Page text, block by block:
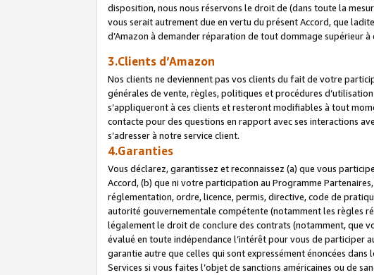
disposition, nous nous réservons le droit de (dans toute la
vous serait autrement due en vertu du présent Accord, que
d’Amazon à demander réparation de tout dommage supérieur à
3.Clients d’Amazon
Nos clients ne deviennent pas vos clients du fait de votre
générales de vente, règles, politiques et procédures
s’appliqueront à ces clients et resteront modifiables à tout
contacte pour des questions en rapport avec ses interactions
s’adresser à notre service client.
4.Garanties
Vous déclarez, garantissez et reconnaissez (a) que vous
Accord, (b) que ni votre participation au Programme
réglementation, ordre, licence, permis, directive, code de
autorité gouvernementale compétente (notamment les règles
légalement le droit de conclure des contrats (notamment, que
évalué en toute indépendance l’intérêt pour vous de participer
garantie autre que celles qui sont expressément énoncées
Services si vous faites l’objet de sanctions américaines ou de